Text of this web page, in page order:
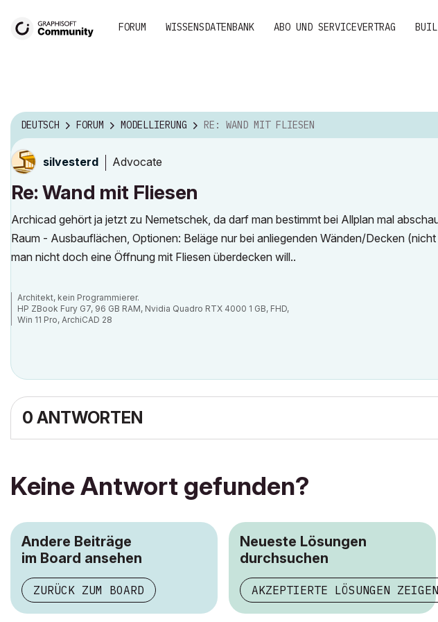
FORUM WISSENSDATENBANK ABO UND SERVICEVERTRAG
DEUTSCH FORUM MODELLIERUNG RE: WAND MIT FLIESEN
silvesterd Advocate
Re: Wand mit Fliesen
Archicad gehört ja jetzt zu Nemetschek, da darf man bestimmt bei Allplan mal
Raum - Ausbauflächen, Optionen: Beläge nur bei anliegenden Wänden/Decken
man nicht doch eine Öffnung mit Fliesen überdecken will..
Architekt, kein Programmierer.
HP ZBook Fury G7, 96 GB RAM, Nvidia Quadro RTX 4000 1 GB, FHD,
Win 11 Pro, ArchiCAD 28
0 ANTWORTEN
Keine Antwort gefunden?
Andere Beiträge
im Board ansehen
ZURÜCK ZUM BOARD
Neueste Lösungen
durchsuchen
AKZEPTIERTE LÖSUNGEN ZEIGEN